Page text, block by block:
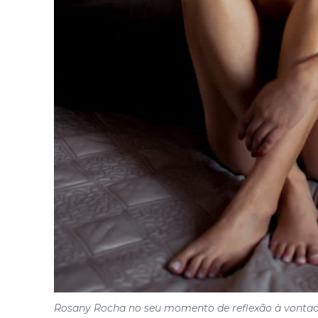
Rosany Rocha no seu momento de reflexão à